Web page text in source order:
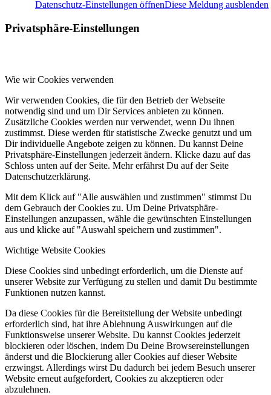
Datenschutz-Einstellungen öffnenDiese Meldung ausblenden
Privatsphäre-Einstellungen
Wie wir Cookies verwenden
Wir verwenden Cookies, die für den Betrieb der Webseite
notwendig sind und um Dir Services anbieten zu können.
Zusätzliche Cookies werden nur verwendet, wenn Du ihnen
zustimmst. Diese werden für statistische Zwecke genutzt und um
Dir individuelle Angebote zeigen zu können. Du kannst Deine
Privatsphäre-Einstellungen jederzeit ändern. Klicke dazu auf das
Schloss unten auf der Seite. Mehr erfährst Du auf der Seite
Datenschutzerklärung.
Mit dem Klick auf "Alle auswählen und zustimmen" stimmst Du
dem Gebrauch der Cookies zu. Um Deine Privatsphäre-
Einstellungen anzupassen, wähle die gewünschten Einstellungen
aus und klicke auf "Auswahl speichern und zustimmen".
Wichtige Website Cookies
Diese Cookies sind unbedingt erforderlich, um die Dienste auf
unserer Website zur Verfügung zu stellen und damit Du bestimmte
Funktionen nutzen kannst.
Da diese Cookies für die Bereitstellung der Website unbedingt
erforderlich sind, hat ihre Ablehnung Auswirkungen auf die
Funktionsweise unserer Website. Du kannst Cookies jederzeit
blockieren oder löschen, indem Du Deine Browsereinstellungen
änderst und die Blockierung aller Cookies auf dieser Website
erzwingst. Allerdings wirst Du dadurch bei jedem Besuch unserer
Website erneut aufgefordert, Cookies zu akzeptieren oder
abzulehnen.